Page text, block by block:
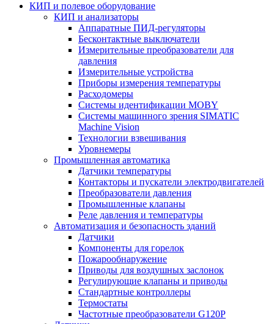
КИП и полевое оборудование
КИП и анализаторы
Аппаратные ПИД-регуляторы
Бесконтактные выключатели
Измерительные преобразователи для
давления
Измерительные устройства
Приборы измерения температуры
Расходомеры
Системы идентификации MOBY
Системы машинного зрения SIMATIC
Machine Vision
Технологии взвешивания
Уровнемеры
Промышленная автоматика
Датчики температуры
Контакторы и пускатели электродвигателей
Преобразователи давления
Промышленные клапаны
Реле давления и температуры
Автоматизация и безопасность зданий
Датчики
Компоненты для горелок
Пожарообнаружение
Приводы для воздушных заслонок
Регулирующие клапаны и приводы
Стандартные контроллеры
Термостаты
Частотные преобразователи G120P